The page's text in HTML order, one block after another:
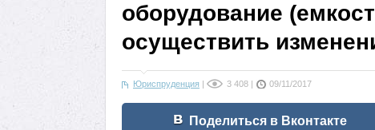
оборудование
осуществить
Юриспруденция | 3 408 | 09/11/2017
Поделиться в Вконтакте